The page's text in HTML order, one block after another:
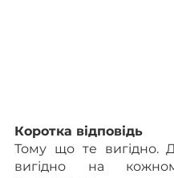
Коротка відповідь
Тому що те вигідно.
вигідно на